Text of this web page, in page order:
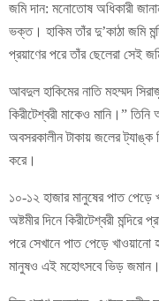
জমি দান: মনোতোষ অধিকারী
ভক্ত। হাকিম তাঁর দু’কাঠা জমি
প্রয়াণের পরে তাঁর ছেলেরা সেই
আবদুল হাকিমের নাতি মহম্মদ
কিরীটেশ্বরী মাকেও মানি।” তিনি
অবসরকালীন টাকায় জলের ট্যাঙ্ক
করে।
১০-১২ হাজার মানুষের পাত পেড়ে
অষ্টমীর দিনে কিরীটেশ্বরী
পরে সেখানে পাত পেড়ে খাওয়ানো
মানুষও এই মহোৎসবে ভিড় জমান।